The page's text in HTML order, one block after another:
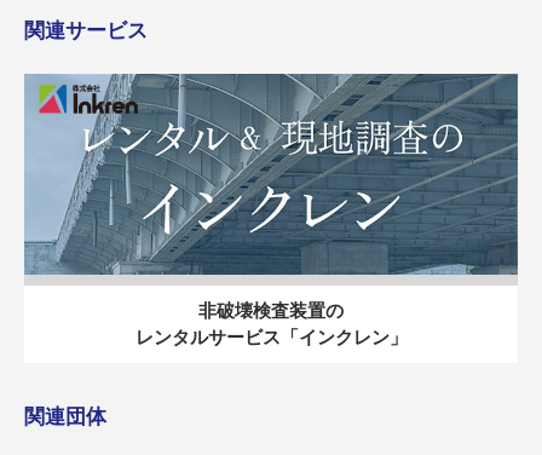
関連サービス
非破壊検査装置の
レンタルサービス「インクレン」
関連団体